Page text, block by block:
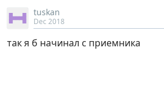
tuskan
Dec 2018
так я б начинал с приемника